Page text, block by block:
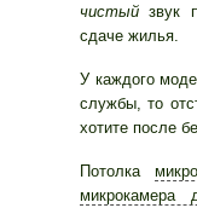
чистый звук
сдаче жилья.
У каждого
службы, то
хотите после
Потолка
микрокамера